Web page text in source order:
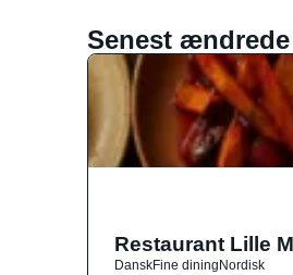
Senest
Restaurant Lille
DanskFine diningNordisk